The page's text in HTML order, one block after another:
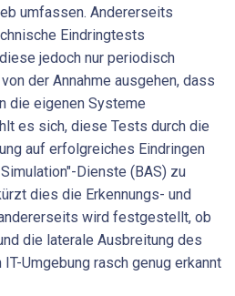
umfassen. Andererseits
Eindringtests
jedoch nur periodisch
der Annahme ausgehen, dass
die eigenen Systeme
es sich, diese Tests durch die
auf erfolgreiches Eindringen
Dienste (BAS) zu
dies die Erkennungs- und
wird festgestellt, ob
die laterale Ausbreitung des
Umgebung rasch genug erkannt